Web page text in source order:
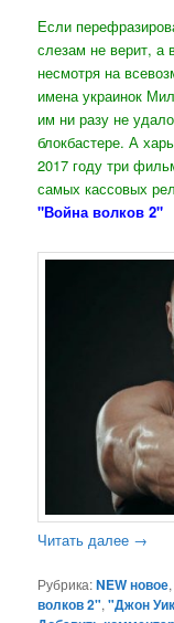
Если
слезам не верит, а
несмотря на
имена украинок
им ни разу не
блокбастере. А
2017 году три
самых кассовых
"Война волков 2"
Читать далее →
Рубрика:NEW новое,
волков 2","Джон